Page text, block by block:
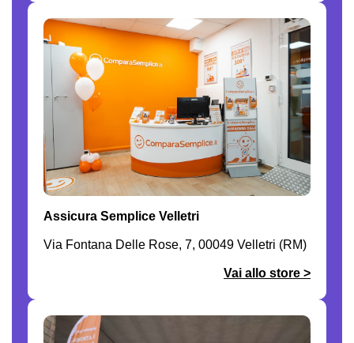
Assicura Semplice Velletri
Via Fontana Delle Rose, 7, 00049 Velletri (RM)
Vai allo store >